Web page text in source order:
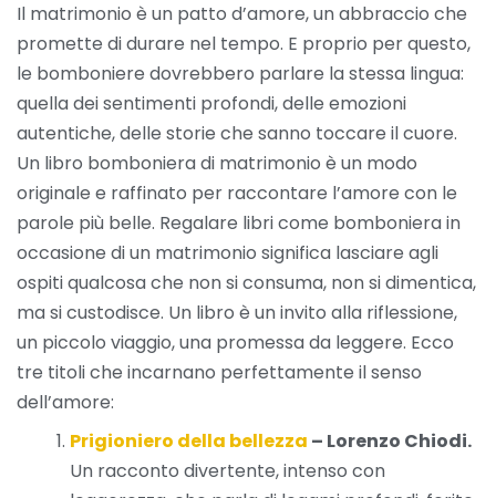
Il matrimonio è un patto d’amore, un abbraccio che
promette di durare nel tempo. E proprio per questo,
le bomboniere dovrebbero parlare la stessa lingua:
quella dei sentimenti profondi, delle emozioni
autentiche, delle storie che sanno toccare il cuore.
Un libro bomboniera di matrimonio è un modo
originale e raffinato per raccontare l’amore con le
parole più belle. Regalare libri come bomboniera in
occasione di un matrimonio significa lasciare agli
ospiti qualcosa che non si consuma, non si dimentica,
ma si custodisce. Un libro è un invito alla riflessione,
un piccolo viaggio, una promessa da leggere. Ecco
tre titoli che incarnano perfettamente il senso
dell’amore:
Prigioniero della bellezza – Lorenzo Chiodi.
Un racconto divertente, intenso con